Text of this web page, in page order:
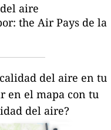
aire
the Air Pays de la
del aire en tu
en el mapa con tu
del aire?